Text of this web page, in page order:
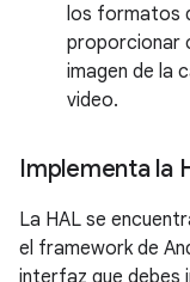
los formatos
proporcionar
imagen de la
video.
Implementa la
La HAL se
el framework de
interfaz que debes